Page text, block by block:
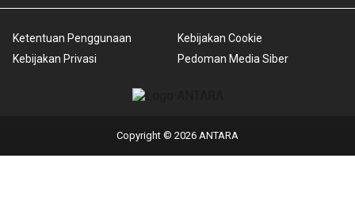
Ketentuan Penggunaan
Kebijakan Privasi
Kebijakan Cookie
Pedoman Media Siber
Copyright © 2026 ANTARA